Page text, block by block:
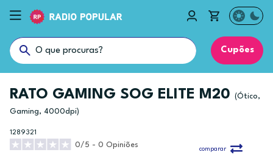
Cupões
RATO GAMING SOG ELITE M20
(Ótico,
Gaming, 4000dpi)
1289321
0/5 - 0 Opiniões
comparar